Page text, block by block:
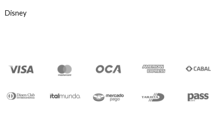
Disney